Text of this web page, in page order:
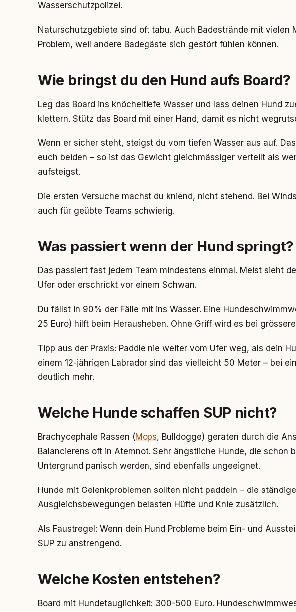
Wasserschutzpolizei.
Naturschutzgebiete sind oft tabu. Auch Badestrände mit vielen
Problem, weil andere Badegäste sich gestört fühlen können.
Wie bringst du den Hund aufs Board?
Leg das Board ins knöcheltiefe Wasser und lass deinen Hund
klettern. Stütz das Board mit einer Hand, damit es nicht
Wenn er sicher steht, steigst du vom tiefen Wasser aus auf.
euch beiden – so ist das Gewicht gleichmässiger verteilt als
aufsteigst.
Die ersten Versuche machst du kniend, nicht stehend. Bei
auch für geübte Teams schwierig.
Was passiert wenn der Hund springt?
Das passiert fast jedem Team mindestens einmal. Meist sieht
Ufer oder erschrickt vor einem Schwan.
Du fällst in 90% der Fälle mit ins Wasser. Eine
25 Euro) hilft beim Herausheben. Ohne Griff wird es bei
Tipp aus der Praxis: Paddle nie weiter vom Ufer weg, als dein
einem 12-jährigen Labrador sind das vielleicht 50 Meter – bei
deutlich mehr.
Welche Hunde schaffen SUP nicht?
Brachycephale Rassen (Mops, Bulldogge) geraten durch die
Balancierens oft in Atemnot. Sehr ängstliche Hunde, die schon
Untergrund panisch werden, sind ebenfalls ungeeignet.
Hunde mit Gelenkproblemen sollten nicht paddeln – die
Ausgleichsbewegungen belasten Hüfte und Knie zusätzlich.
Als Faustregel: Wenn dein Hund Probleme beim Ein- und
SUP zu anstrengend.
Welche Kosten entstehen?
Board mit Hundetauglichkeit: 300-500 Euro.